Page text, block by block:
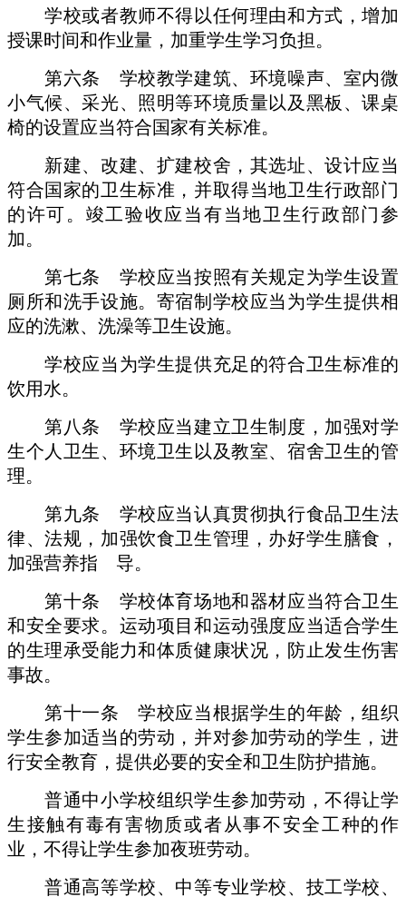
学校或者教师不得以任何理由和方式，增加
授课时间和作业量，加重学生学习负担。
第六条 学校教学建筑、环境噪声、室内微
小气候、采光、照明等环境质量以及黑板、课桌
椅的设置应当符合国家有关标准。
新建、改建、扩建校舍，其选址、设计应当
符合国家的卫生标准，并取得当地卫生行政部门
的许可。竣工验收应当有当地卫生行政部门参
加。
第七条 学校应当按照有关规定为学生设置
厕所和洗手设施。寄宿制学校应当为学生提供相
应的洗漱、洗澡等卫生设施。
学校应当为学生提供充足的符合卫生标准的
饮用水。
第八条 学校应当建立卫生制度，加强对学
生个人卫生、环境卫生以及教室、宿舍卫生的管
理。
第九条 学校应当认真贯彻执行食品卫生法
律、法规，加强饮食卫生管理，办好学生膳食，
加强营养指 导。
第十条 学校体育场地和器材应当符合卫生
和安全要求。运动项目和运动强度应当适合学生
的生理承受能力和体质健康状况，防止发生伤害
事故。
第十一条 学校应当根据学生的年龄，组织
学生参加适当的劳动，并对参加劳动的学生，进
行安全教育，提供必要的安全和卫生防护措施。
普通中小学校组织学生参加劳动，不得让学
生接触有毒有害物质或者从事不安全工种的作
业，不得让学生参加夜班劳动。
普通高等学校、中等专业学校、技工学校、